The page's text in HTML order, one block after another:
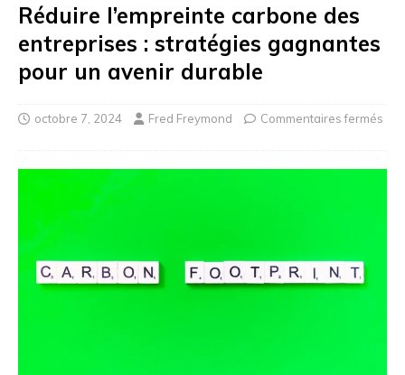
Réduire l’empreinte carbone des
entreprises : stratégies gagnantes
pour un avenir durable
octobre 7, 2024 Fred Freymond Commentaires fermés